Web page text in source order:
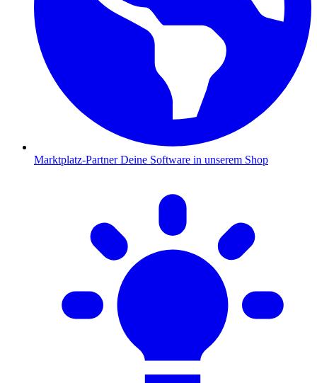
Marktplatz-Partner Deine Software in unserem Shop